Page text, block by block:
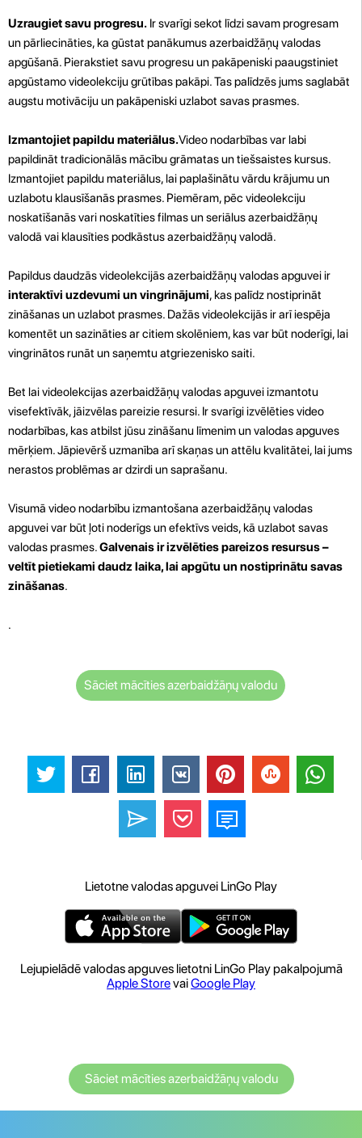
Uzraugiet savu progresu. Ir svarīgi sekot līdzi savam progresam
un pārliecināties, ka gūstat panākumus azerbaidžāņų valodas
apgūšanā. Pierakstiet savu progresu un pakāpeniski paaugstiniet
apgūstamo videolekciju grūtības pakāpi. Tas palīdzēs jums saglabāt
augstu motivāciju un pakāpeniski uzlabot savas prasmes.
Izmantojiet papildu materiālus.Video nodarbības var labi
papildināt tradicionālās mācību grāmatas un tiešsaistes kursus.
Izmantojiet papildu materiālus, lai paplašinātu vārdu krājumu un
uzlabotu klausīšanās prasmes. Piemēram, pēc videolekciju
noskatīšanās vari noskatīties filmas un seriālus azerbaidžāņų
valodā vai klausīties podkāstus azerbaidžāņų valodā.
Papildus daudzās videolekcijās azerbaidžāņų valodas apguvei ir
interaktīvi uzdevumi un vingrinājumi, kas palīdz nostiprināt
zināšanas un uzlabot prasmes. Dažās videolekcijās ir arī iespēja
komentēt un sazināties ar citiem skolēniem, kas var būt noderīgi, lai
vingrinātos runāt un saņemtu atgriezenisko saiti.
Bet lai videolekcijas azerbaidžāņų valodas apguvei izmantotu
visefektīvāk, jāizvēlas pareizie resursi. Ir svarīgi izvēlēties video
nodarbības, kas atbilst jūsu zināšanu līmenim un valodas apguves
mērķiem. Jāpievērš uzmanība arī skaņas un attēlu kvalitātei, lai jums
nerastos problēmas ar dzirdi un saprašanu.
Visumā video nodarbību izmantošana azerbaidžāņų valodas
apguvei var būt ļoti noderīgs un efektīvs veids, kā uzlabot savas
valodas prasmes.Galvenais ir izvēlēties pareizos resursus –
veltīt pietiekami daudz laika, lai apgūtu un nostiprinātu savas
zināšanas.
.
Sāciet mācīties azerbaidžāņų valodu
Lietotne valodas apguvei LinGo Play
Lejupielādē valodas apguves lietotni LinGo Play pakalpojumā
Apple StorevaiGoogle Play
Sāciet mācīties azerbaidžāņų valodu